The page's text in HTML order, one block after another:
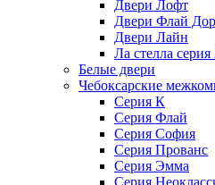
Двери Лофт
Двери Флай
Двери Лайн
Ла стелла серия
Белые двери
Чебоксарские
Серия К
Серия Флай
Серия София
Серия Прованс
Серия Эмма
Серия